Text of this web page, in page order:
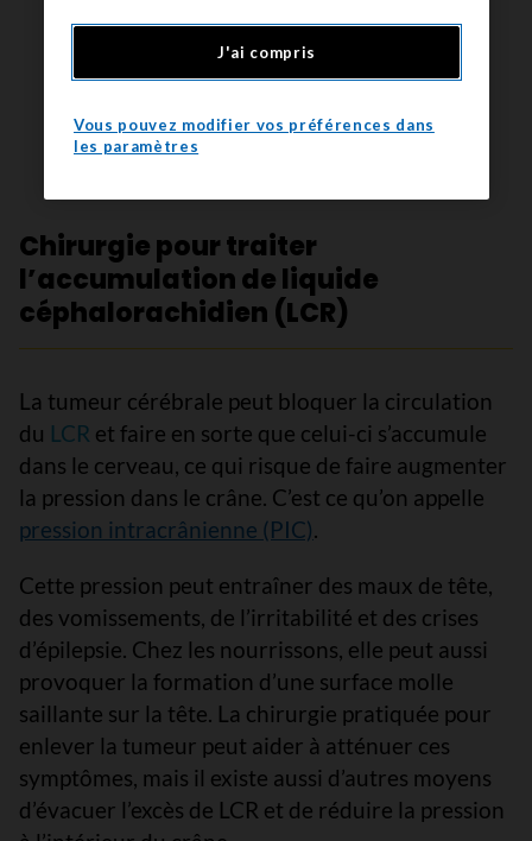
Schéma de la chirurgie transsphénoïdale
Chirurgie pour traiter
l’accumulation de liquide
céphalorachidien (LCR)
La tumeur cérébrale peut bloquer la circulation
du LCR et faire en sorte que celui-ci s’accumule
dans le cerveau, ce qui risque de faire augmenter
la pression dans le crâne. C’est ce qu’on appelle
pression intracrânienne (PIC).
Cette pression peut entraîner des maux de tête,
des vomissements, de l’irritabilité et des crises
d’épilepsie. Chez les nourrissons, elle peut aussi
provoquer la formation d’une surface molle
saillante sur la tête. La chirurgie pratiquée pour
enlever la tumeur peut aider à atténuer ces
symptômes, mais il existe aussi d’autres moyens
d’évacuer l’excès de LCR et de réduire la pression
J'ai compris
Vous pouvez modifier vos préférences dans
les paramètres